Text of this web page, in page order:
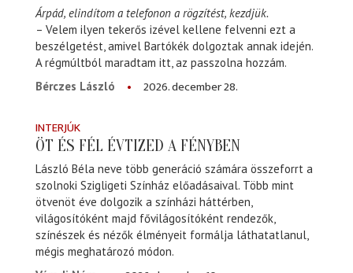
Árpád, elindítom a telefonon a rögzítést, kezdjük.
– Velem ilyen tekerős izével kellene felvenni ezt a
beszélgetést, amivel Bartókék dolgoztak annak idején.
A régmúltból maradtam itt, az passzolna hozzám.
Bérczes László
2026. december 28.
INTERJÚK
ÖT ÉS FÉL ÉVTIZED A FÉNYBEN
László Béla neve több generáció számára összeforrt a
szolnoki Szigligeti Színház előadásaival. Több mint
ötvenöt éve dolgozik a színházi háttérben,
világosítóként majd fővilágosítóként rendezők,
színészek és nézők élményeit formálja láthatatlanul,
mégis meghatározó módon.